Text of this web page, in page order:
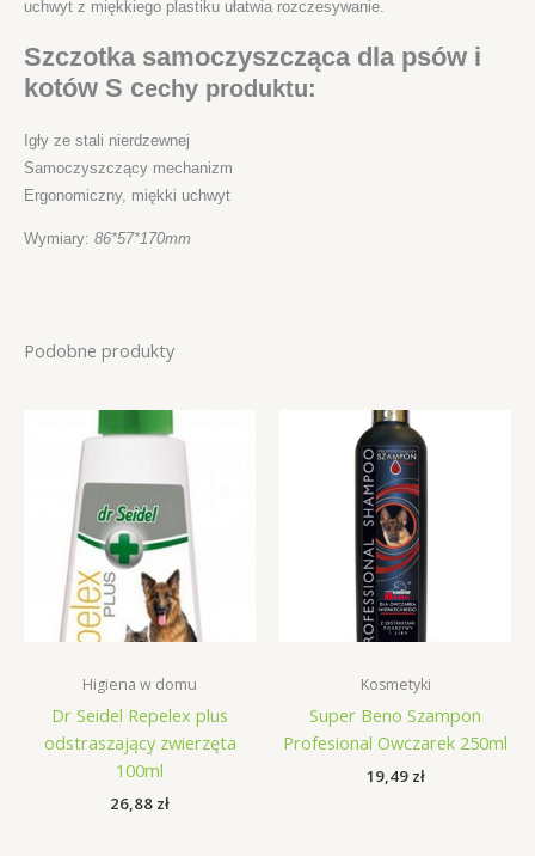
uchwyt z miękkiego plastiku ułatwia rozczesywanie.
Szczotka samoczyszcząca dla psów i
kotów S cechy produktu:
Igły ze stali nierdzewnej
Samoczyszczący mechanizm
Ergonomiczny, miękki uchwyt
Wymiary: 86*57*170mm
Podobne produkty
Higiena w domu
Dr Seidel Repelex plus
odstraszający zwierzęta
100ml
26,88 zł
Kosmetyki
Super Beno Szampon
Profesional Owczarek 250ml
19,49 zł